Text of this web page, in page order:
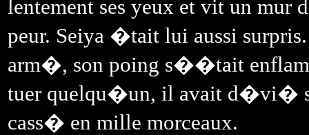
lentement ses yeux et vit un mur
peur. Seiya �tait lui aussi
arm�, son poing s��tait
tuer quelqu�un, il avait d�vi�
cass� en mille morceaux.